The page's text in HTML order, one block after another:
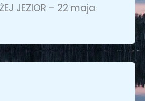
JEZIOR – 22 maja